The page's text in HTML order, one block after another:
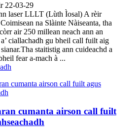
22-03-29
laser LLLT (Lùth Ìosal) A rèir
na Slàinte Nàiseanta, tha
air 250 millean neach ann an
ciallachadh gu bheil call fuilt aig
staitistig ann cuideachd a
fear a-mach à ...
cumanta airson call fuilt